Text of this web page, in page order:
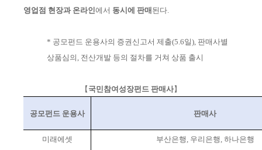
영업점 현장과 온라인에서 동시에 판매 된다.
* 공모펀드 운용사의 증권 신 고서 제출(5.6일), 판매사별
상품심의, 전산개발 등의 절차를 거쳐 상품 출시
【 국민참여성장펀드 판매사】
공모펀드 운용사 판매사
미래에셋
부산은행, 우리은행, 하나은행